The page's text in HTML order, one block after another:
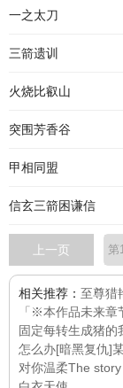
一之太刀
三箭遗训
火烧比叡山
突围芳香谷
甲相同盟
信玄三箭困谦信
上一页
相关推荐： 至尊猎
「※本作品未来
固定每转生成猪的
怎么办[暗黑复仇]
对你温柔The